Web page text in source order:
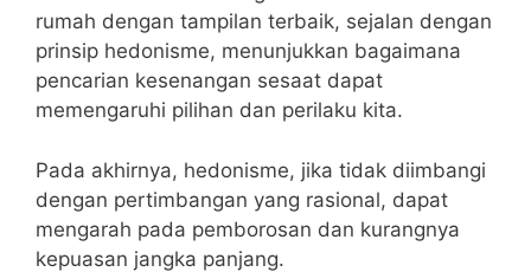
rumah dengan tampilan terbaik, sejalan dengan
prinsip hedonisme, menunjukkan bagaimana
pencarian kesenangan sesaat dapat
memengaruhi pilihan dan perilaku kita.
Pada akhirnya, hedonisme, jika tidak diimbangi
dengan pertimbangan yang rasional, dapat
mengarah pada pemborosan dan kurangnya
kepuasan jangka panjang.